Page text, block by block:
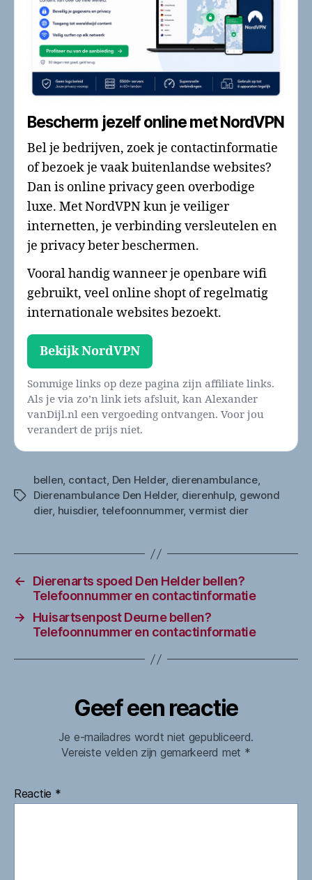
Bescherm jezelf online met NordVPN
Bel je bedrijven, zoek je contactinformatie
of bezoek je vaak buitenlandse websites?
Dan is online privacy geen overbodige
luxe. Met NordVPN kun je veiliger
internetten, je verbinding versleutelen en
je privacy beter beschermen.
Vooral handig wanneer je openbare wifi
gebruikt, veel online shopt of regelmatig
internationale websites bezoekt.
Bekijk NordVPN
Sommige links op deze pagina zijn affiliate links.
Als je via zo’n link iets afsluit, kan Alexander
vanDijl.nl een vergoeding ontvangen. Voor jou
verandert de prijs niet.
Tags
bellen, contact, Den Helder, dierenambulance,
Dierenambulance Den Helder, dierenhulp, gewond
dier, huisdier, telefoonnummer, vermist dier
←
Dierenarts spoed Den Helder bellen?
Telefoonnummer en contactinformatie
→
Huisartsenpost Deurne bellen?
Telefoonnummer en contactinformatie
Geef een reactie
Je e-mailadres wordt niet gepubliceerd.
Vereiste velden zijn gemarkeerd met *
Reactie *